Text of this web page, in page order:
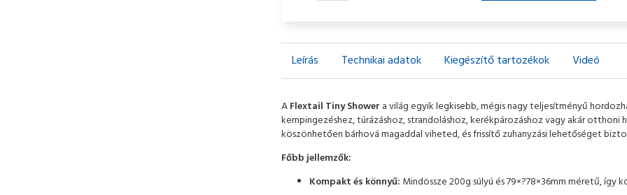
Leírás Technikai adatok Kiegészítő tartozékok Videó
AFlextail Tiny Shower a világ egyik legkisebb, mégis nagy teljesítményű
kempingezéshez, túrázáshoz, strandoláshoz, kerékpározáshoz vagy akár otthoni
köszönhetően bárhová magaddal viheted, és frissítő zuhanyzási lehetőséget
Főbb jellemzők:
Kompakt és könnyű: Mindössze 200g súlyú és 79×?78×36mm méretű,